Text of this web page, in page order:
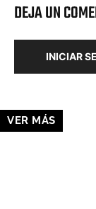
DEJA UN
INICIAR
VER MÁS